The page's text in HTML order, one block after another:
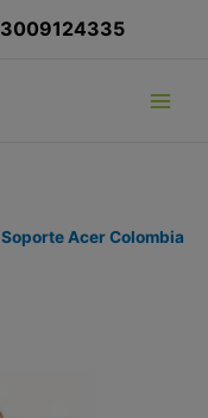
3009124335
Soporte Acer Colombia